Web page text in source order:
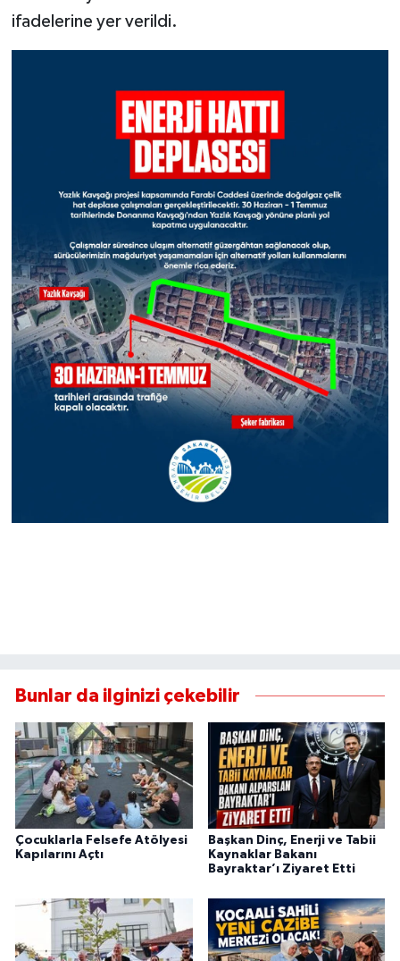
ifadelerine yer verildi.
Bunlar da ilginizi çekebilir
Çocuklarla Felsefe Atölyesi
Kapılarını Açtı
Başkan Dinç, Enerji ve Tabii
Kaynaklar Bakanı
Bayraktar’ı Ziyaret Etti